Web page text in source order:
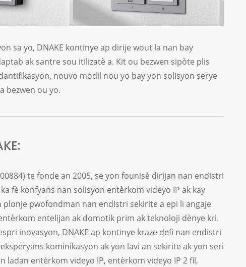
sa yo, DNAKE kontinye ap dirije wout la nan bay
ak santre sou itilizatè a. Kit ou bezwen sipòte plis
nouvo modil nou yo bay yon solisyon serye
bezwen ou yo.
te fonde an 2005, se yon founisè dirijan nan endistri
fè konfyans nan solisyon entèrkom videyo IP ak kay
plonje pwofondman nan endistri sekirite a epi li angaje
entelijan ak domotik prim ak teknoloji dènye kri.
inovasyon, DNAKE ap kontinye kraze defi nan endistri
kominikasyon ak yon lavi an sekirite ak yon seri
ladan entèrkom videyo IP, entèrkom videyo IP 2 fil,